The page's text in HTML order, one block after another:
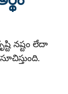
నష్టం లేదా